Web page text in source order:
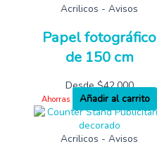
Acrilicos - Avisos
Papel fotográfico
de 150 cm
Desde$42,000
Ahorras Añadir al carrito
Acrilicos - Avisos